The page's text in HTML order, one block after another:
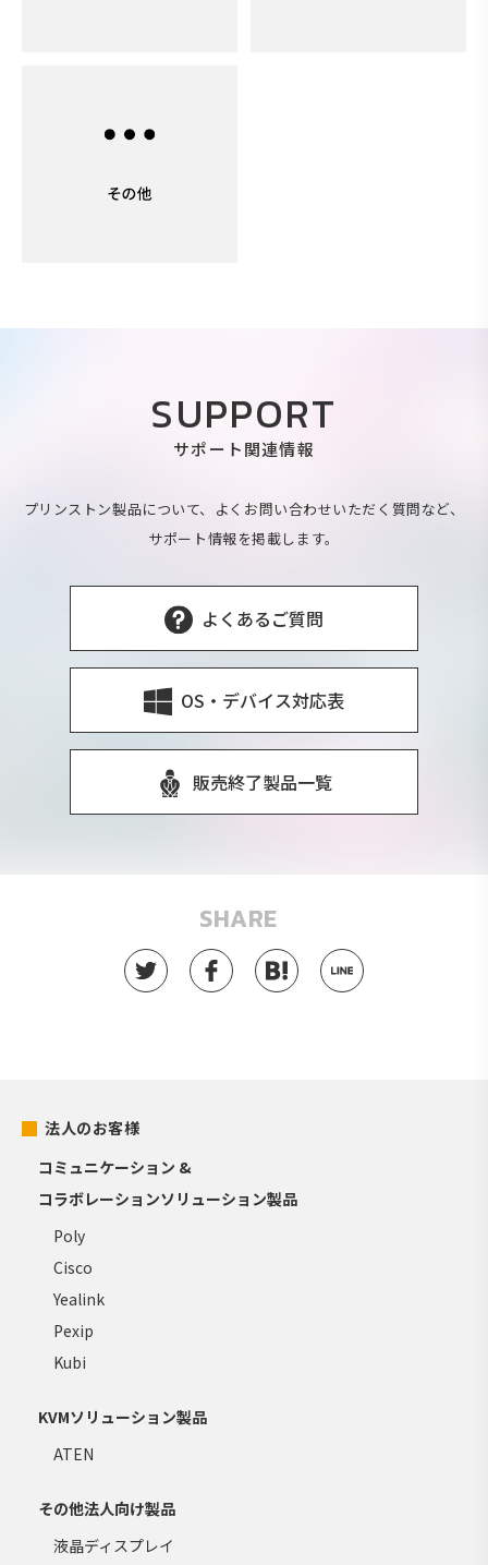
SUPPORT
サポート関連情報
プリンストン製品について、よくお問い合わせいただく質問など、
サポート情報を掲載します。
よくあるご質問
OS・デバイス対応表
販売終了製品一覧
SHARE
法人のお客様
コミュニケーション &
コラボレーションソリューション製品
Poly
Cisco
Yealink
Pexip
Kubi
KVMソリューション製品
ATEN
その他法人向け製品
液晶ディスプレイ